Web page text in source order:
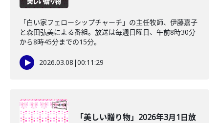
「白い家フェローシップチャーチ」の主任牧師、伊藤嘉子
と森田弘美による番組。放送は毎週日曜日、午前8時30分
から8時45分までの15分。
2026.03.08 |00:11:29
「美しい贈り物」2026年3月1日放